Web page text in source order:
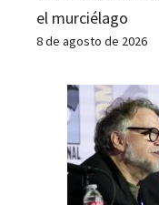
el murciélago
8 de agosto de 2026